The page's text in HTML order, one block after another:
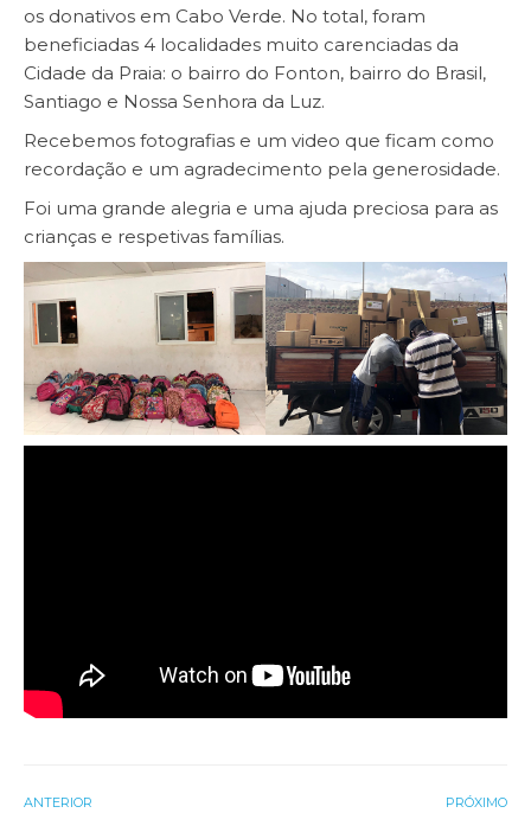
os donativos em Cabo Verde. No total, foram
beneficiadas 4 localidades muito carenciadas da
Cidade da Praia: o bairro do Fonton, bairro do Brasil,
Santiago e Nossa Senhora da Luz.
Recebemos fotografias e um video que ficam como
recordação e um agradecimento pela generosidade.
Foi uma grande alegria e uma ajuda preciosa para as
crianças e respetivas famílias.
ANTERIOR PRÓXIMO